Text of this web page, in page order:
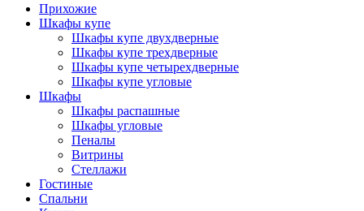
Прихожие
Шкафы купе
Шкафы купе двухдверные
Шкафы купе трехдверные
Шкафы купе четырехдверные
Шкафы купе угловые
Шкафы
Шкафы распашные
Шкафы угловые
Пеналы
Витрины
Стеллажи
Гостиные
Спальни